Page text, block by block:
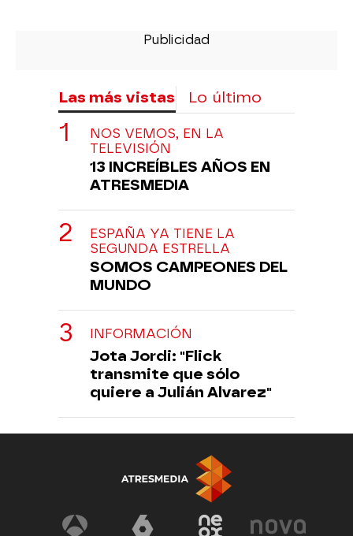
Las más vistas Lo último
NOS VEMOS, EN LA
TELEVISIÓN
13 INCREÍBLES AÑOS EN
ATRESMEDIA
ESPAÑA YA TIENE LA
SEGUNDA ESTRELLA
SOMOS CAMPEONES DEL
MUNDO
INFORMACIÓN
Jota Jordi: "Flick
transmite que sólo
quiere a Julián Alvarez"